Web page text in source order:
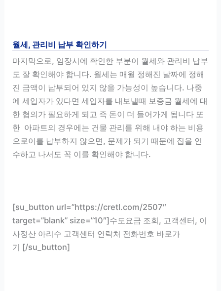
월세, 관리비 납부 확인하기
마지막으로, 임장시에 확인한 부분이 월세와 관리비 납부
도 잘 확인해야 합니다. 월세는 매월 정해진 날짜에 정해
진 금액이 납부되어 있지 않을 가능성이 높습니다. 나중
에 세입자가 있다면 세입자를 내보낼때 보증금 월세에 대
한 협의가 필요하게 되고 즉 돈이 더 들어가게 됩니다 또
한 아파트의 경우에는 건물 관리를 위해 내야 하는 비용
으로이를 납부하지 않으면, 문제가 되기 때문에 집을 인
수하고 나서도 꼭 이를 확인해야 합니다.
[su_button url=”https://cretl.com/2507″
target=”blank” size=”10″]수도요금 조회, 고객센터, 이
사정산 아리수 고객센터 연락처 전화번호 바로가
기 [/su_button]